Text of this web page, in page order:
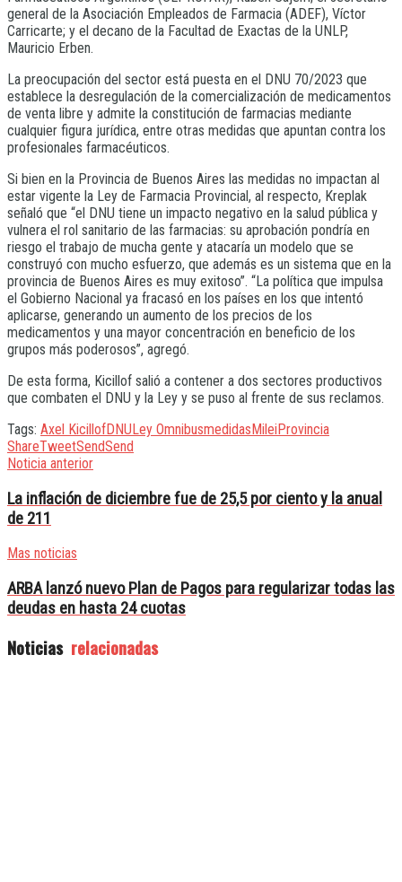
general de la Asociación Empleados de Farmacia (ADEF), Víctor
Carricarte; y el decano de la Facultad de Exactas de la UNLP,
Mauricio Erben.
La preocupación del sector está puesta en el DNU 70/2023 que
establece la desregulación de la comercialización de medicamentos
de venta libre y admite la constitución de farmacias mediante
cualquier figura jurídica, entre otras medidas que apuntan contra los
profesionales farmacéuticos.
Si bien en la Provincia de Buenos Aires las medidas no impactan al
estar vigente la Ley de Farmacia Provincial, al respecto, Kreplak
señaló que “el DNU tiene un impacto negativo en la salud pública y
vulnera el rol sanitario de las farmacias: su aprobación pondría en
riesgo el trabajo de mucha gente y atacaría un modelo que se
construyó con mucho esfuerzo, que además es un sistema que en la
provincia de Buenos Aires es muy exitoso”. “La política que impulsa
el Gobierno Nacional ya fracasó en los países en los que intentó
aplicarse, generando un aumento de los precios de los
medicamentos y una mayor concentración en beneficio de los
grupos más poderosos”, agregó.
De esta forma, Kicillof salió a contener a dos sectores productivos
que combaten el DNU y la Ley y se puso al frente de sus reclamos.
Tags: Axel KicillofDNULey OmnibusmedidasMileiProvincia
ShareTweetSendSend
Noticia anterior
La inflación de diciembre fue de 25,5 por ciento y la anual
de 211
Mas noticias
ARBA lanzó nuevo Plan de Pagos para regularizar todas las
deudas en hasta 24 cuotas
Noticias relacionadas